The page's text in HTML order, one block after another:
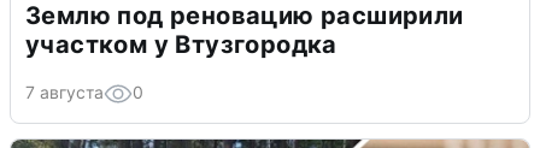
Землю под реновацию расширили
участком у Втузгородка
7 августа 0